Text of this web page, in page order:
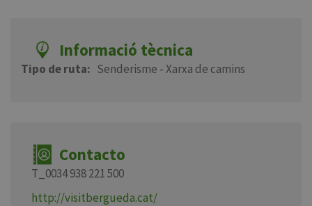
Informació tècnica
Tipo de ruta Senderisme - Xarxa de camins
Contacto
T_0034 938 221 500
http://visitbergueda.cat/